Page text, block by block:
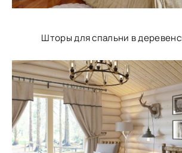
Шторы для спальни в